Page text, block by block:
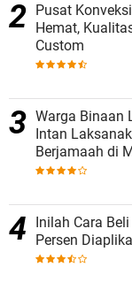
Pusat
Hemat,
Custom
Warga Binaan
Intan
Berjamaah di
Inilah Cara
Persen